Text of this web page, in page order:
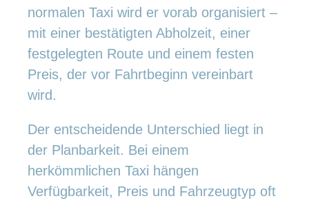
normalen Taxi wird er vorab organisiert –
mit einer bestätigten Abholzeit, einer
festgelegten Route und einem festen
Preis, der vor Fahrtbeginn vereinbart
wird.
Der entscheidende Unterschied liegt in
der Planbarkeit. Bei einem
herkömmlichen Taxi hängen
Verfügbarkeit, Preis und Fahrzeugtyp oft